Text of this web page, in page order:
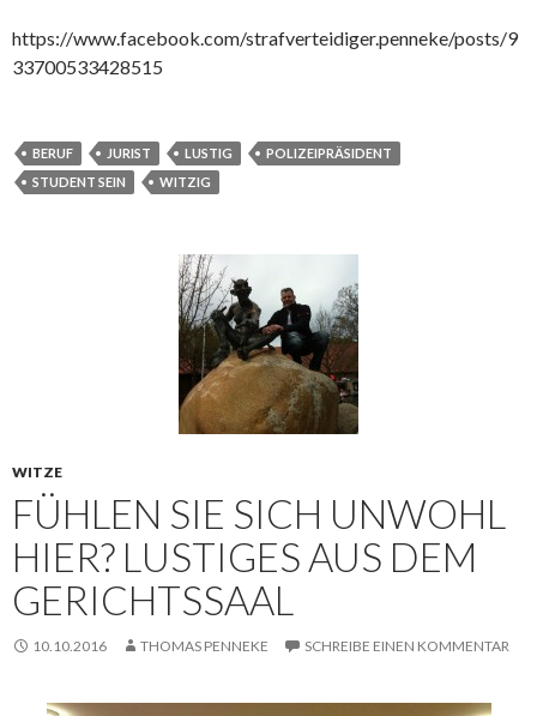
https://www.facebook.com/strafverteidiger.penneke/posts/9
33700533428515
BERUF JURIST LUSTIG
POLIZEIPRÄSIDENT
STUDENT SEIN
WITZIG
WITZE
FÜHLEN SIE SICH UNWOHL
HIER? LUSTIGES AUS DEM
GERICHTSSAAL
10.10.2016 THOMAS PENNEKE SCHREIBE EINEN KOMMENTAR